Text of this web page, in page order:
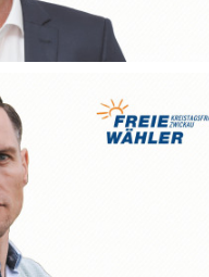
Sören Kristensen